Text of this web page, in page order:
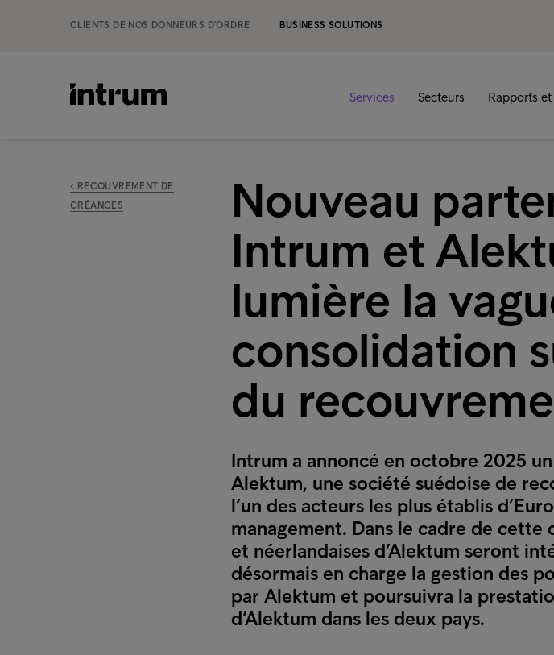
CLIENTS DE NOS DONNEURS D'ORDRE BUSINESS SOLUTIONS
Services Secteurs Rapports
‹ RECOUVREMENT DE
CRÉANCES
Nouveau
Intrum et
lumière la
consolidation
du
Intrum a annoncé en octobre 2025
Alektum, une société suédoise de
l’un des acteurs les plus établis
management. Dans le cadre de
et néerlandaises d’Alektum seront
désormais en charge la gestion des
par Alektum et poursuivra la
d’Alektum dans les deux pays.